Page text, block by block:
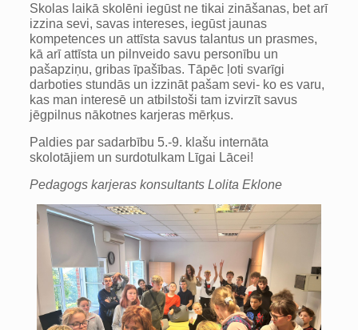
Skolas laikā skolēni iegūst ne tikai zināšanas, bet arī
izzina sevi, savas intereses, iegūst jaunas
kompetences un attīsta savus talantus un prasmes,
kā arī attīsta un pilnveido savu personību un
pašapziņu, gribas īpašības. Tāpēc ļoti svarīgi
darboties stundās un izzināt pašam sevi- ko es varu,
kas man interesē un atbilstoši tam izvirzīt savus
jēgpilnus nākotnes karjeras mērķus.
Paldies par sadarbību 5.-9. klašu internāta
skolotājiem un surdotulkam Līgai Lācei!
Pedagogs karjeras konsultants Lolita Eklone